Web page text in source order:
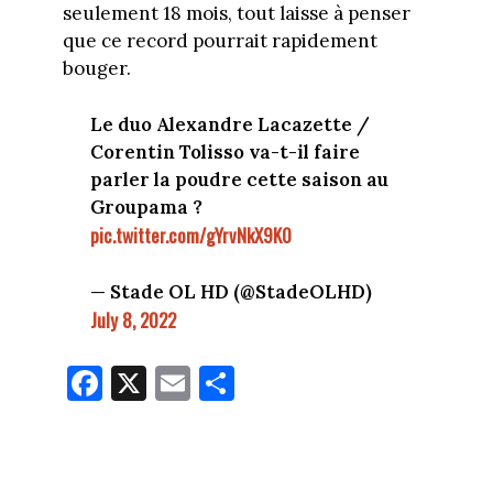
seulement 18 mois, tout laisse à penser
que ce record pourrait rapidement
bouger.
Le duo Alexandre Lacazette /
Corentin Tolisso va-t-il faire
parler la poudre cette saison au
Groupama ?
pic.twitter.com/gYrvNkX9K0
— Stade OL HD (@StadeOLHD)
July 8, 2022
Fa
ce
X E
m
Pa
rt